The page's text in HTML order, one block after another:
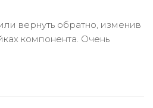
вернуть обратно, изменив
компонента. Очень